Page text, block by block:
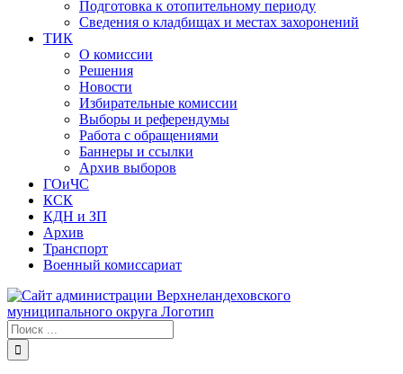
Подготовка к отопительному периоду
Сведения о кладбищах и местах захоронений
ТИК
О комиссии
Решения
Новости
Избирательные комиссии
Выборы и референдумы
Работа с обращениями
Баннеры и ссылки
Архив выборов
ГОиЧС
КСК
КДН и ЗП
Архив
Транспорт
Военный комиссариат
Результат
поиска: